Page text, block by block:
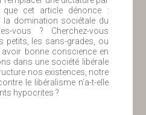
que cet article dénonce :
la domination sociétale du
vous ? Cherchez-vous
petits, les sans-grades, ou
bonne conscience en
dans une société libérale
nos existences, notre
le libéralisme n’a-t-elle
hypocrites ?